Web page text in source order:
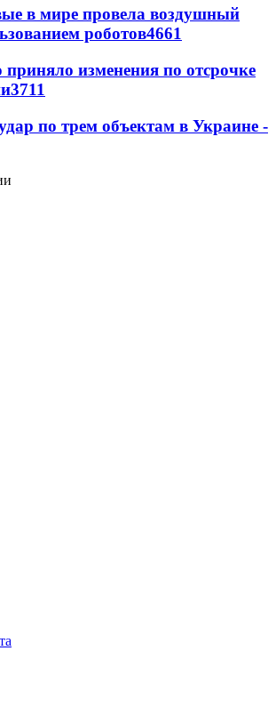
в мире провела воздушный
роботов4661
приняло изменения по отсрочке
3711
по трем объектам в Украине -